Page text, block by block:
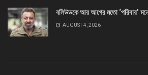
বলিউডকে আর আগের মতো ‘পরিবার’
AUGUST 4, 2026